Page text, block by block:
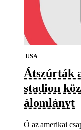
USA
Átszúrták
stadion
álomlányt
Ő az amerikai